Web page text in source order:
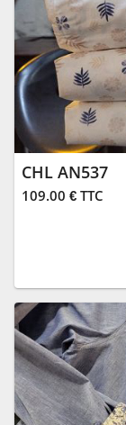
CHL AN537
109.00 € TTC